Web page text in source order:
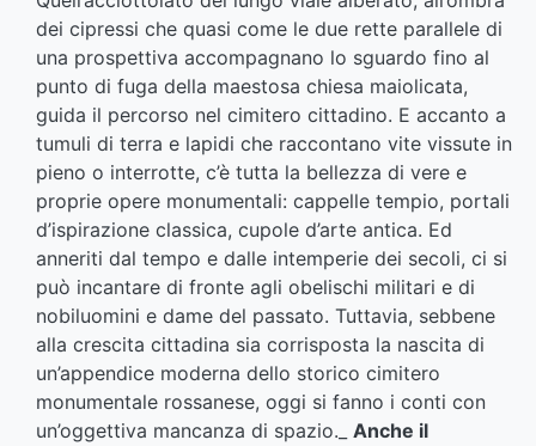
dei cipressi che quasi come le due rette parallele di
una prospettiva accompagnano lo sguardo fino al
punto di fuga della maestosa chiesa maiolicata,
guida il percorso nel cimitero cittadino. E accanto a
tumuli di terra e lapidi che raccontano vite vissute in
pieno o interrotte, c’è tutta la bellezza di vere e
proprie opere monumentali: cappelle tempio, portali
d’ispirazione classica, cupole d’arte antica. Ed
anneriti dal tempo e dalle intemperie dei secoli, ci si
può incantare di fronte agli obelischi militari e di
nobiluomini e dame del passato. Tuttavia, sebbene
alla crescita cittadina sia corrisposta la nascita di
un’appendice moderna dello storico cimitero
monumentale rossanese, oggi si fanno i conti con
un’oggettiva mancanza di spazio._ Anche il